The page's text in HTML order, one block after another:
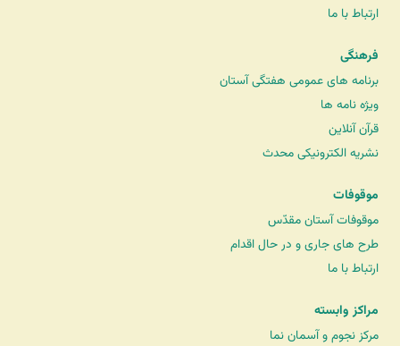
ارتباط با ما
فرهنگی
برنامه های عمومی هفتگی آستان
ویژه نامه ها
قرآن آنلاین
نشریه الکترونیکی محدث
موقوفات
موقوفات آستان مقدّس
طرح های جاری و در حال اقدام
ارتباط با ما
مراکز وابسته
مرکز نجوم و آسمان نما